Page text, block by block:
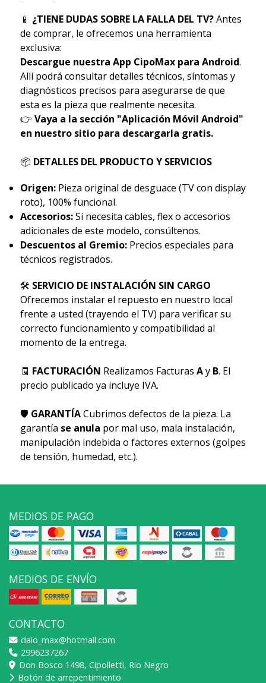
📱 ¿TIENE DUDAS SOBRE LA FALLA DEL TV?Antes
de comprar, le ofrecemos una herramienta
exclusiva:
Descargue nuestra App CipoMax para Android.
Allí podrá consultar detalles técnicos, síntomas y
diagnósticos precisos para asegurarse de que
esta es la pieza que realmente necesita.
👉 Vaya a la sección "Aplicación Móvil Android"
en nuestro sitio para descargarla gratis.
📦 DETALLES DEL PRODUCTO Y SERVICIOS
Origen:Pieza original de desguace (TV con display
roto), 100% funcional.
Accesorios:Si necesita cables, flex o accesorios
adicionales de este modelo, consúltenos.
Descuentos al Gremio:Precios especiales para
técnicos registrados.
🛠 SERVICIO DE INSTALACIÓN SIN CARGO
Ofrecemos instalar el repuesto en nuestro local
frente a usted (trayendo el TV) para verificar su
correcto funcionamiento y compatibilidad al
momento de la entrega.
🧾 FACTURACIÓN Realizamos Facturas Ay B. El
precio publicado ya incluye IVA.
🛡 GARANTÍACubrimos defectos de la pieza. La
garantía se anula por mal uso, mala instalación,
manipulación indebida o factores externos (golpes
de tensión, humedad, etc.).
MEDIOS DE PAGO
MEDIOS DE ENVÍO
CONTACTO
daio_max@hotmail.com
2996237267
Don Bosco 1498, Cipolletti, Rio Negro
Botón de arrepentimiento